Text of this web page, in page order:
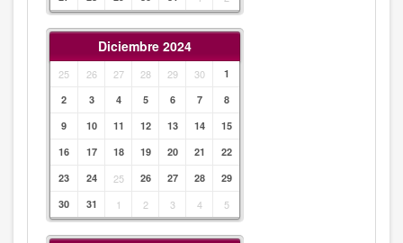
Diciembre 2024
25 26 27 28 29 30
1
2
3 4 5 6 7
8
9
10 11 12 13 14
15
16
17 18 19 20 21
22
23
24 25 26 27 28
29
30
31 1 2 3 4 5